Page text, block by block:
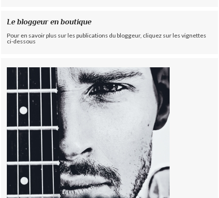
Le bloggeur en boutique
Pour en savoir plus sur les publications du bloggeur, cliquez sur les vignettes
ci-dessous